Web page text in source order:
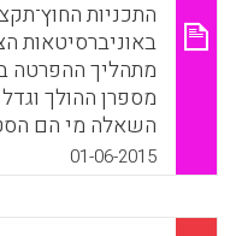
התכניות
באוניברסיטאות
מתהליך ההפרטה
מספרן ההולך
השאלה מי הם
ומדוע הם עושים
השאלה, והוא
01-06-2015